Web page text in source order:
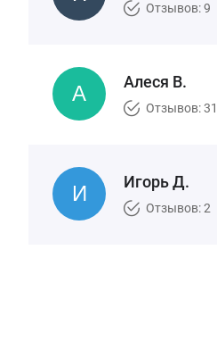
Отзывов: 9
Алеся В.
Отзывов: 31
Игорь Д.
Отзывов: 2